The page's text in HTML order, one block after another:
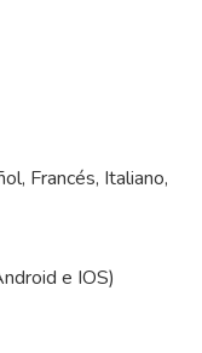
Francés, Italiano,
e IOS)